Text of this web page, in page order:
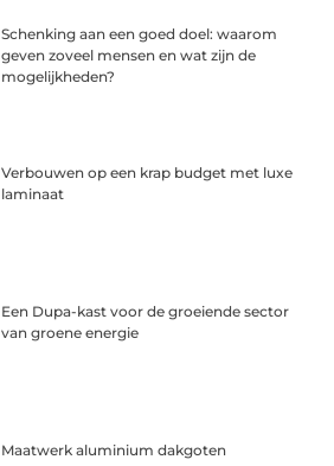
Schenking aan een goed doel: waarom
geven zoveel mensen en wat zijn de
mogelijkheden?
Verbouwen op een krap budget met luxe
laminaat
Een Dupa-kast voor de groeiende sector
van groene energie
Maatwerk aluminium dakgoten